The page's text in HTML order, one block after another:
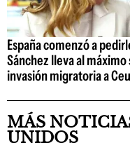
España comenzó a
Sánchez lleva al
invasión migratoria a
MÁS
UNIDOS